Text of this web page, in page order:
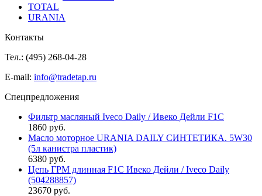
TOTAL
URANIA
Контакты
Тел.: (495) 268-04-28
E-mail: info@tradetap.ru
Спецпредложения
Фильтр масляный Iveco Daily / Ивеко Дейли F1C
1860 руб.
Масло моторное URANIA DAILY СИНТЕТИКА. 5W30
(5л канистра пластик)
6380 руб.
Цепь ГРМ длинная F1C Ивеко Дейли / Iveco Daily
(504288857)
23670 руб.